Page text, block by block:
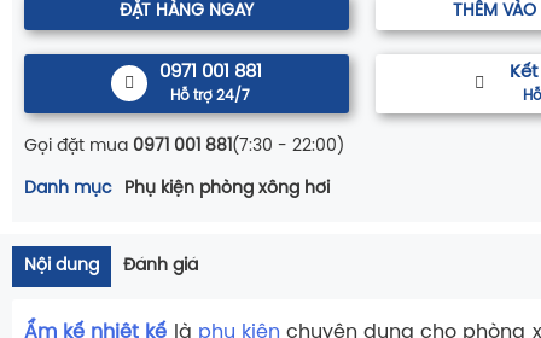
ĐẶT HÀNG NGAY THÊM
0971 001 881
Hỗ trợ 24/7
Gọi đặt mua 0971 001 881 (7:30 - 22:00)
Danh mục Phụ kiện phòng xông hơi
Nội dung Đánh giá
Ẩm kế nhiệt kế là phụ kiện chuyên dụng cho phòng